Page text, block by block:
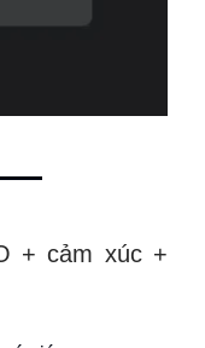
+ cảm xúc +